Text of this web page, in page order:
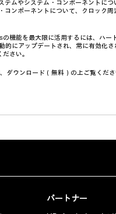
ムやシステム・コンポーネントに
ンポーネントについて、クロック
機能を最大限に活用するには、ハ
にアップデートされ、常に有効化
さい。
ダウンロード（無料）の上ご覧くださ
パートナー